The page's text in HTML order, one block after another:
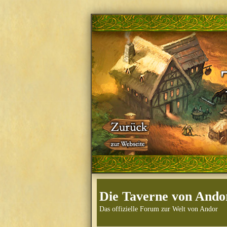
Die Taverne von
Das offizielle Forum zur Welt von Andor